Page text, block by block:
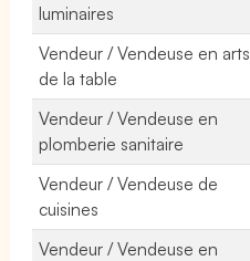
luminaires
Vendeur / Vendeuse en arts
de la table
Vendeur / Vendeuse en
plomberie sanitaire
Vendeur / Vendeuse de
cuisines
Vendeur / Vendeuse en